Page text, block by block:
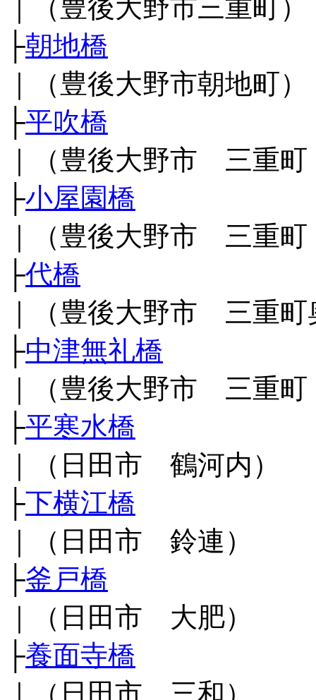
｜（豊後大野市三重町）
├朝地橋
｜（豊後大野市朝地町）
├平吹橋
｜（豊後大野市 三重
├小屋園橋
｜（豊後大野市 三重
├代橋
｜（豊後大野市 三重町
├中津無礼橋
｜（豊後大野市 三重
├平寒水橋
｜（日田市 鶴河内）
├下横江橋
｜（日田市 鈴連）
├釜戸橋
｜（日田市 大肥）
├養面寺橋
｜（日田市 三和）